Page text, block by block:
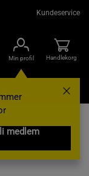
Kundeservice
Min profil
medlem
Handlekorg
Gavekort